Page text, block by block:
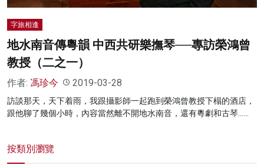
字旅相逢
地水南音傳粵韻 中西共研樂撫琴──專訪榮鴻曾
教授（二之一）
作者: 馮珍今 2019-03-28
訪談那天，天下着雨，我跟攝影師一起跑到榮鴻曾教授下榻的酒店，
跟他聊了幾個小時，內容當然離不開地水南音，還有粵劇和古琴……
按類別瀏覽